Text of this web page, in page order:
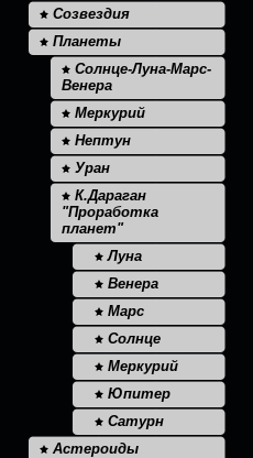
Созвездия
Планеты
Солнце-Луна-Марс-
Венера
Меркурий
Нептун
Уран
К.Дараган
"Проработка
планет"
Луна
Венера
Марс
Солнце
Меркурий
Юпитер
Сатурн
Астероиды